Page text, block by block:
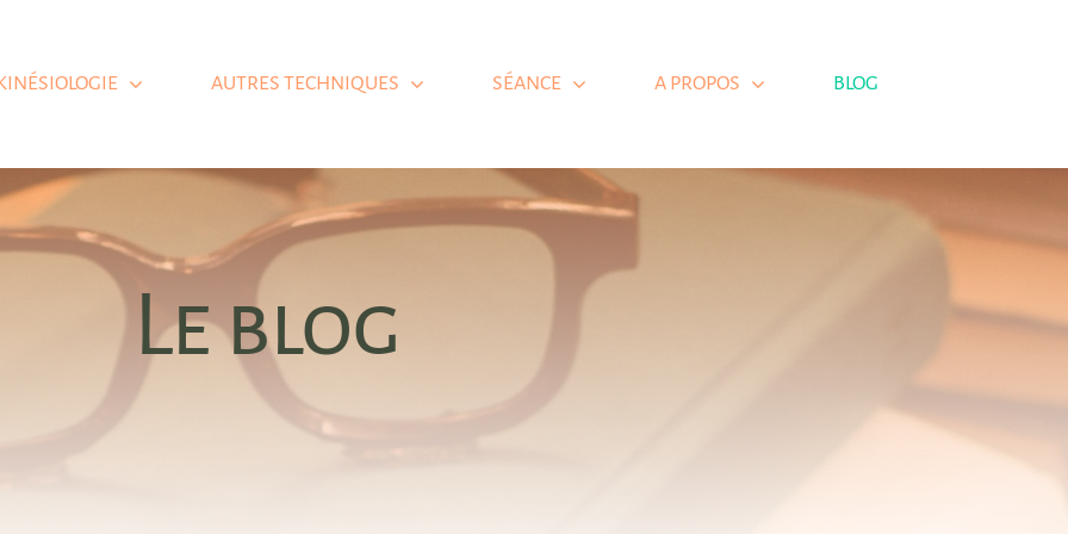
AUTRES TECHNIQUES SÉANCE A PROPOS BLOG
Le blog